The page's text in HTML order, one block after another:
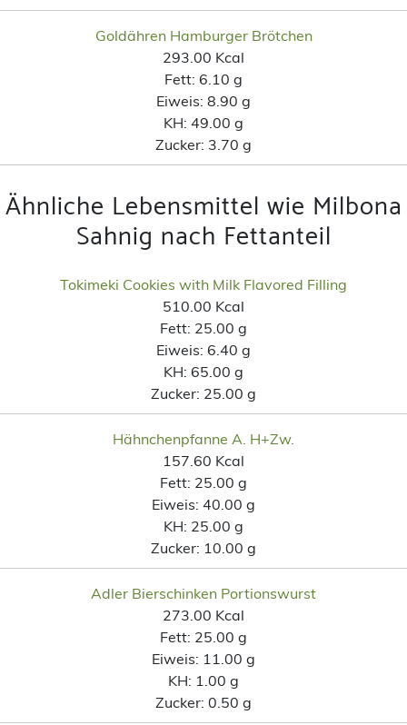
Goldähren Hamburger Brötchen
293.00 Kcal
Fett: 6.10 g
Eiweis: 8.90 g
KH: 49.00 g
Zucker: 3.70 g
Ähnliche Lebensmittel wie Milbona
Sahnig nach Fettanteil
Tokimeki Cookies with Milk Flavored Filling
510.00 Kcal
Fett: 25.00 g
Eiweis: 6.40 g
KH: 65.00 g
Zucker: 25.00 g
Hähnchenpfanne A. H+Zw.
157.60 Kcal
Fett: 25.00 g
Eiweis: 40.00 g
KH: 25.00 g
Zucker: 10.00 g
Adler Bierschinken Portionswurst
273.00 Kcal
Fett: 25.00 g
Eiweis: 11.00 g
KH: 1.00 g
Zucker: 0.50 g